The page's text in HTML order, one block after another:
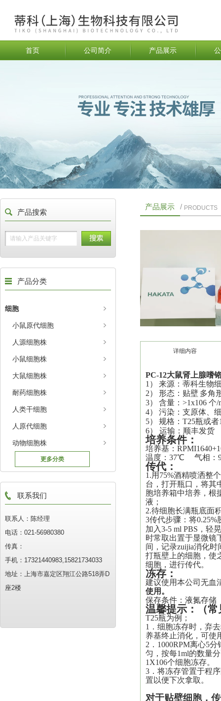
首页 公司简介 产品展示
产品搜索
产品分类
细胞
小鼠原代细胞
人源细胞株
小鼠细胞株
大鼠细胞株
耐药细胞株
人类干细胞
人原代细胞
动物细胞株
更多分类
联系我们
联系人：陈经理
电话：021-56980380
传真：
手机：17321440983,15821734033
地址：上海市嘉定区翔江公路518弄D
座2楼
产品展示 / PRODUCTS
详细内容
PC-12大鼠肾上腺嗜
1）
来源：蒂科生物
2）
形态： 贴壁 多角
3）
含量：>1x106 个/
4）
污染：支原体、
5）
规格：T25瓶或
6） 运输：顺丰发货
培养条件：
培养基：
温度：37℃ 气相：
传代 ：
1.用75%酒精喷洒整
台，打开瓶口，将其
胞培养箱中培养，根
液 ；
2.待细胞长满瓶底面
3传代步骤：将0.25%
加入3-5 ml PBS，轻
时常取出置于显微镜
间，记录zuijia消化时
打瓶壁上的细胞，使
细胞，进行传代。
冻存：
建议使用本公司无血
使用。
保存条件：液氮存储
温馨提示 ： （
T25瓶为例；
1．细胞冻存时，弃
养基终止消化，可使
2．1000RPM离心5
匀，按每1ml的数量
1X106个细胞冻存。
3．将冻存管置于程
置以便下次拿取。
对于贴壁细胞，